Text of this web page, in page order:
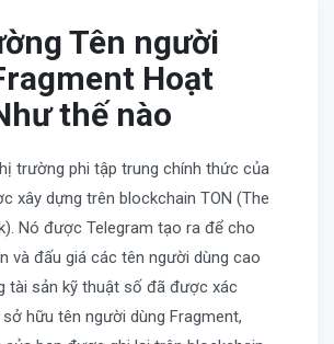
Tên người
Hoạt
thế nào
trường phi tập trung chính thức của
xây dựng trên blockchain TON (The
Nó được Telegram tạo ra để cho
và đấu giá các tên người dùng cao
tài sản kỹ thuật số đã được xác
sở hữu tên người dùng Fragment,